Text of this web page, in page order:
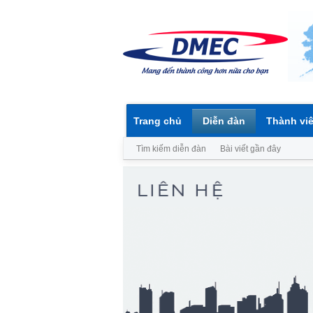
Trang chủ Diễn đàn
Tìm kiếm diễn đàn Bài viết gần đây
Thành